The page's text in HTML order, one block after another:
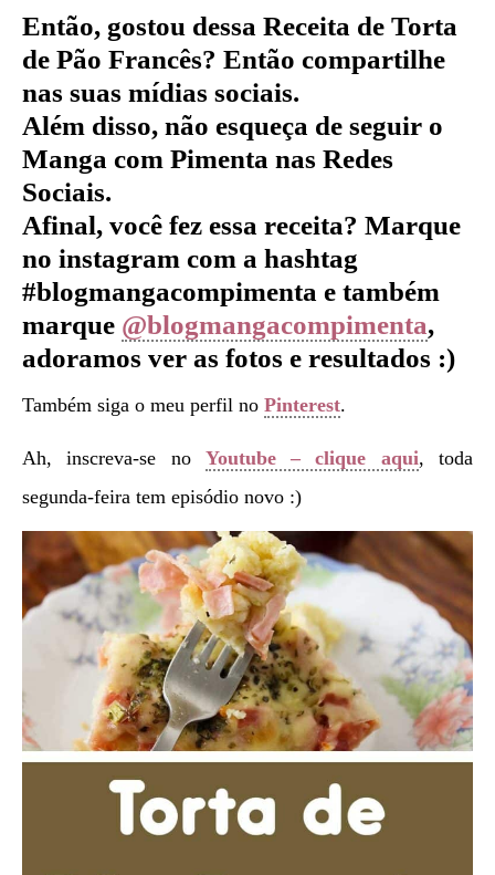
Então, gostou dessa Receita de Torta
de Pão Francês? Então compartilhe
nas suas mídias sociais.
Além disso, não esqueça de seguir o
Manga com Pimenta nas Redes
Sociais.
Afinal, você fez essa receita? Marque
no instagram com a hashtag
#blogmangacompimenta e também
marque @blogmangacompimenta,
adoramos ver as fotos e resultados :)
Também siga o meu perfil no Pinterest.
Ah, inscreva-se no Youtube – clique aqui, toda
segunda-feira tem episódio novo :)